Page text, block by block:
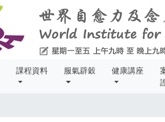
課程資料 服氣辟穀 健康講座